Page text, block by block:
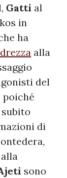
Gatti al
in
ha
alla
del
poiché
di
alla
sono